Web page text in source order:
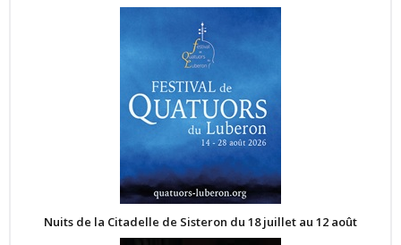
Nuits de la Citadelle de Sisteron du 18 juillet au 12 août